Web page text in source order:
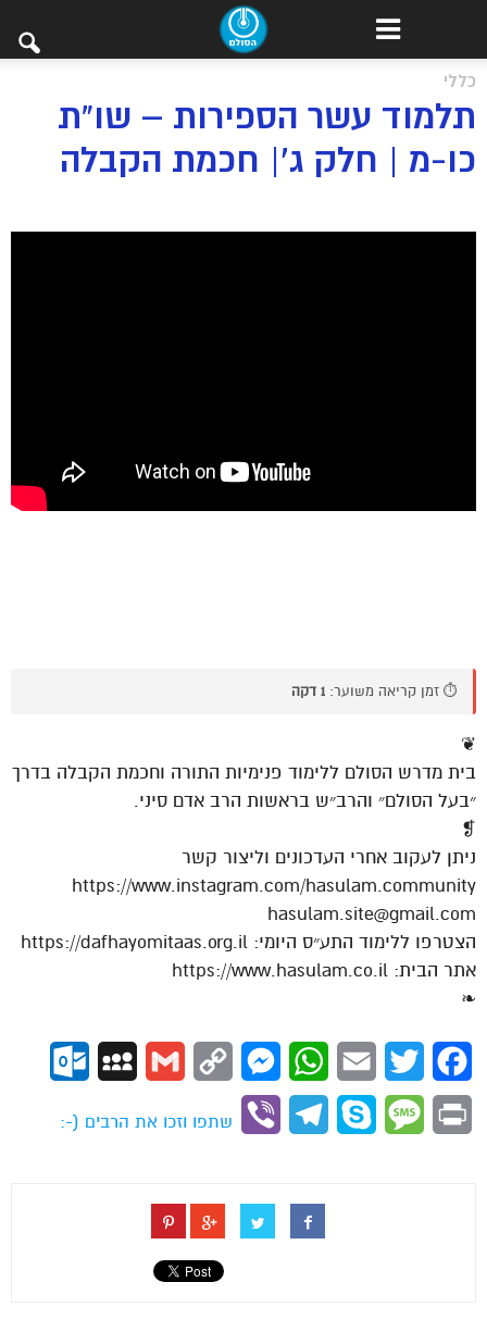
כללי
תלמוד עשר הספירות – שו”ת
כו-מ | חלק ג’| חכמת הקבלה
⏱️ זמן קריאה משוער: 1 דקה
❦
בית מדרש הסולם ללימוד פנימיות התורה וחכמת הקבלה בדרך
״בעל הסולם״ והרב״ש בראשות הרב אדם סיני.
❡
ניתן לעקוב אחרי העדכונים וליצור קשר
https://www.instagram.com/hasulam.community
hasulam.site@gmail.com
הצטרפו ללימוד התע״ס היומי: https://dafhayomitaas.org.il
אתר הבית: https://www.hasulam.co.il
❧
Facebook
Twitter
Email
WhatsApp
Messenger
Copy
Gmail
MySpace
Print
Message
Skype
Telegram
Viber
שתפו וזכו את הרבים (-: